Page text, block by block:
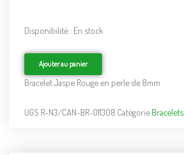
Disponibilité : En stock
quantité
de
Bracelet
Jaspe
-
Ajouter au panier
Bracelet Jaspe Rouge en perle de 8mm
UGS R-N3/CAN-BR-011308 Catégorie Bracelets